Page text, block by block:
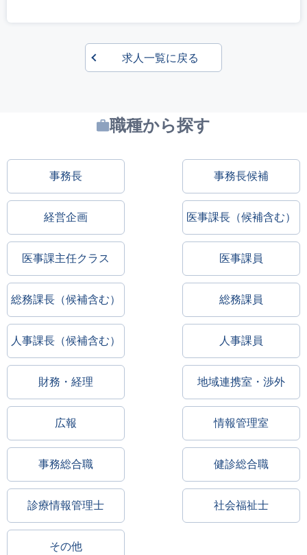
求人一覧に戻る
職種から探す
事務長 事務長候補
経営企画 医事課長（候補含む）
医事課主任クラス 医事課員
総務課長（候補含む） 総務課員
人事課長（候補含む） 人事課員
財務・経理 地域連携室・渉外
広報 情報管理室
事務総合職 健診総合職
診療情報管理士 社会福祉士
その他